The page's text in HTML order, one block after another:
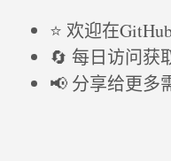
⭐ 欢迎在
🔄 每日访问获
📢 分享给更多